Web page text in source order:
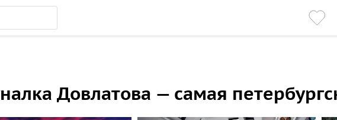
Довлатова — самая